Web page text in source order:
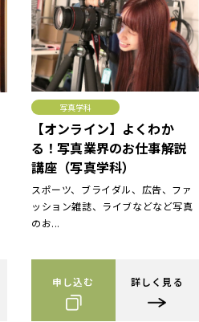
写真学科
【オンライン】よくわか
る！写真業界のお仕事解説
講座（写真学科）
スポーツ、ブライダル、広告、ファ
ッション雑誌、ライブなどなど写真
のお...
申し込む 詳しく見る